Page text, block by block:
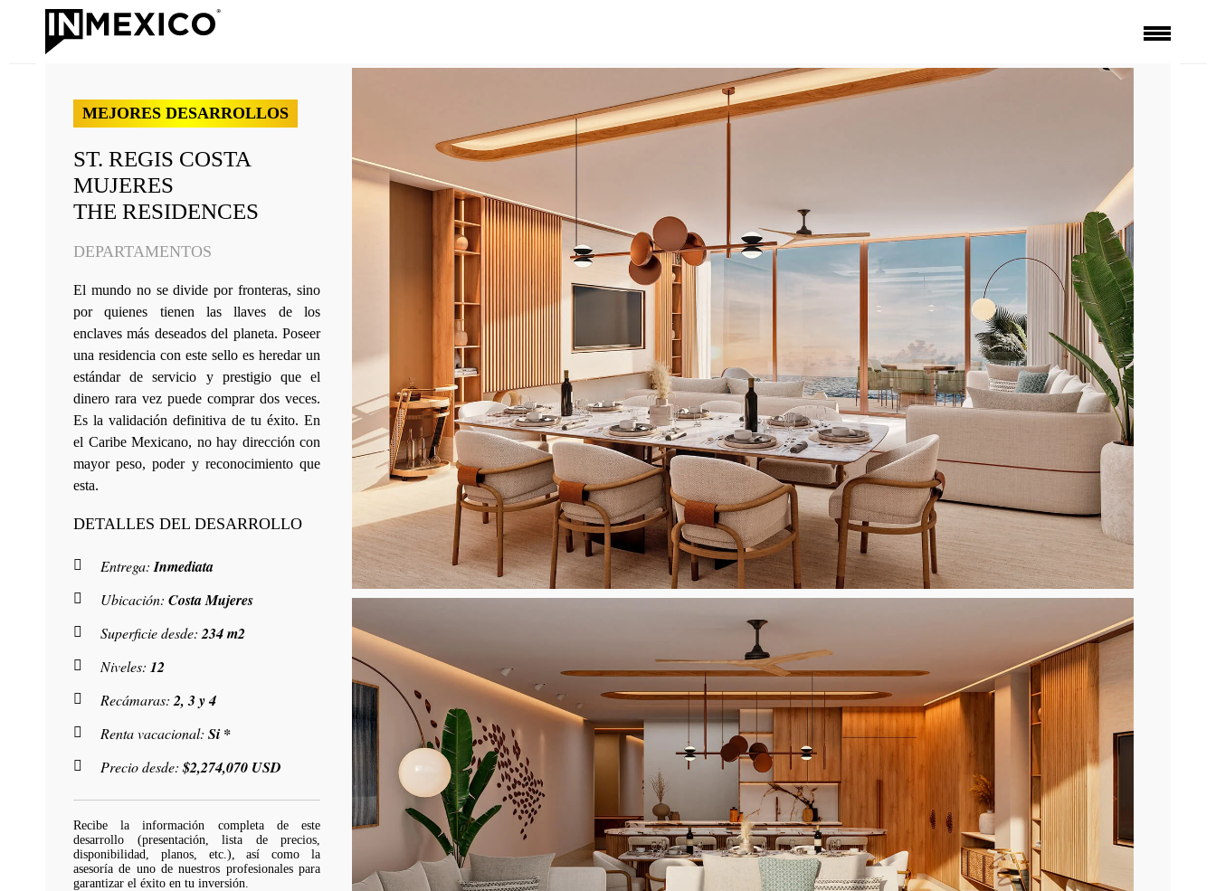
MEJORES DESARROLLOS
ST. REGIS COSTA
MUJERES
THE RESIDENCES
DEPARTAMENTOS
El mundo no se divide por fronteras, sino
por quienes tienen las llaves de los
enclaves más deseados del planeta. Poseer
una residencia con este sello es heredar un
estándar de servicio y prestigio que el
dinero rara vez puede comprar dos veces.
Es la validación definitiva de tu éxito. En
el Caribe Mexicano, no hay dirección con
mayor peso, poder y reconocimiento que
esta.
DETALLES DEL DESARROLLO
Entrega:Inmediata
Ubicación:Costa Mujeres
Superficie desde:234 m2
Niveles: 12
Recámaras:2, 3 y 4
Renta vacacional:Si *
Precio desde:$2,274,070 USD
Recibe la información completa de este
desarrollo (presentación, lista de precios,
disponibilidad, planos, etc.), así como la
asesoría de uno de nuestros profesionales para
garantizar el éxito en tu inversión.